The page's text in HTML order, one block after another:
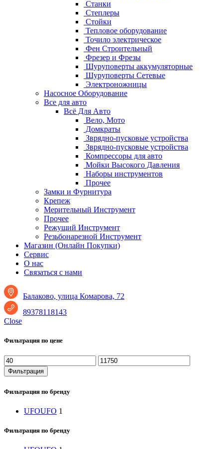
Станки
Степлеры
Стойки
Тепловое оборудование
Точило электрическое
Фен Строительный
Фрезер и Фрезы
Шуруповерты аккумуляторные
Шуруповерты Сетевые
Электроножницы
Насосное Оборудование
Все для авто
Всё Для Авто
Вело, Мото
Домкраты
Зврядно-пусковые устройства
Зврядно-пусковые устройства
Компрессоры для авто
Мойки Высокого Давления
Наборы инструментов
Прочее
Замки и Фурнитура
Крепеж
Мерительный Инструмент
Прочее
Режущий Инструмент
Резьбонарезной Инструмент
Магазин (Онлайн Покупки)
Сервис
О нас
Связаться с нами
Балаково, улица Комарова, 72
89378118143
Close
Фильтрация по цене
Минимальная
цена
Максимальная
цена
Фильтрация
Фильтрация по бренду
UFOUFO 1
Фильтрация по бренду